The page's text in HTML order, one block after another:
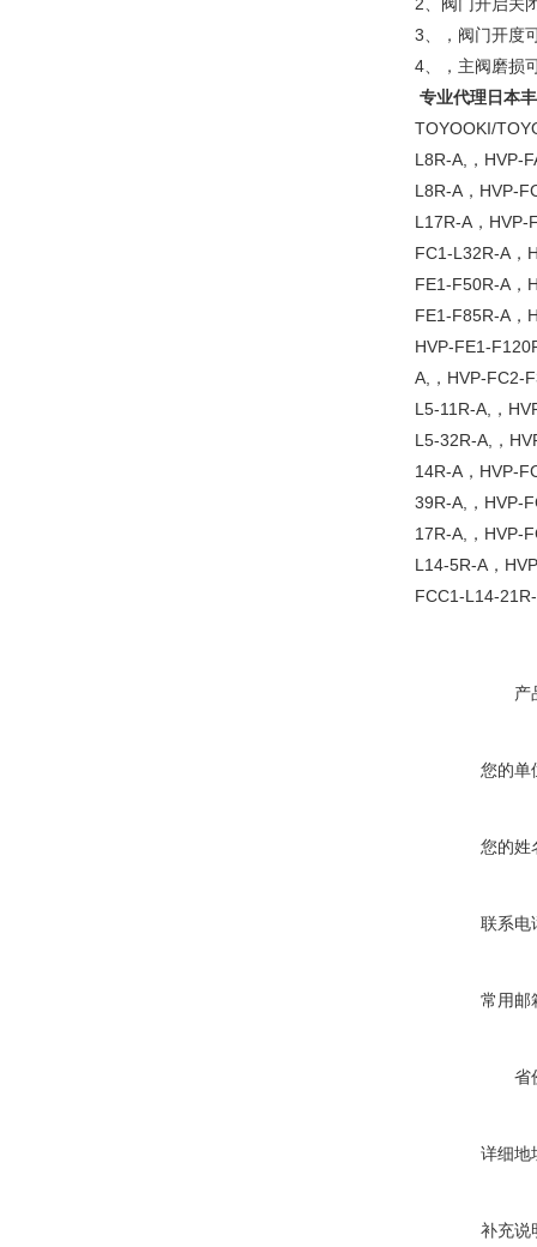
3、，阀门开度
4、，主阀磨损
专业代理日本
TOYOOKI/
L8R-A,，HVP-
L8R-A，HVP-
L17R-A，HVP-
FC1-L32R-A，
FE1-F50R-A，
FE1-F85R-A，
HVP-FE1-
A,，HVP-FC2-
L5-11R-A,，
L5-32R-A,，
14R-A，HVP-
39R-A,，HVP-
17R-A,，HVP-
L14-5R-A，
FCC1-L14-
产
您的单
您的姓
联系电
常用邮
省
详细地
补充说